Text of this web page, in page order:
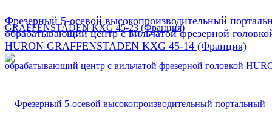
Фрезерный 5-осевой высокопроизводительный
обрабатывающий центр с вильчатой фрезерной
HURON GRAFFENSTADEN KXG 45-14 (Франция)